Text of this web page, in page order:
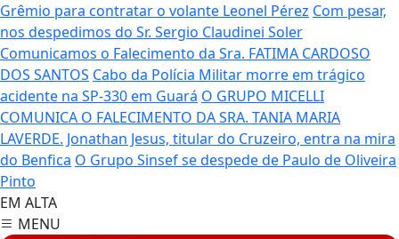
Grêmio para contratar o volante Leonel Pérez Com pesar,
nos despedimos do Sr. Sergio Claudinei Soler
Comunicamos o Falecimento da Sra. FATIMA CARDOSO
DOS SANTOS Cabo da Polícia Militar morre em trágico
acidente na SP-330 em Guará O GRUPO MICELLI
COMUNICA O FALECIMENTO DA SRA. TANIA MARIA
LAVERDE. Jonathan Jesus, titular do Cruzeiro, entra na mira
do Benfica O Grupo Sinsef se despede de Paulo de Oliveira
Pinto
EM ALTA
MENU